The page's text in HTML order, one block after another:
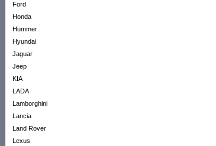
Ford
Honda
Hummer
Hyundai
Jaguar
Jeep
KIA
LADA
Lamborghini
Lancia
Land Rover
Lexus